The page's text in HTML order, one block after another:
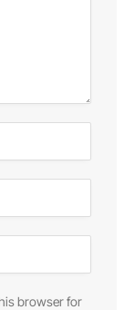
browser for